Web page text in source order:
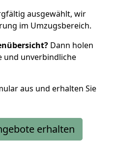
ausgewählt, wir
im Umzugsbereich.
Dann holen
und unverbindliche
aus und erhalten Sie
erhalten